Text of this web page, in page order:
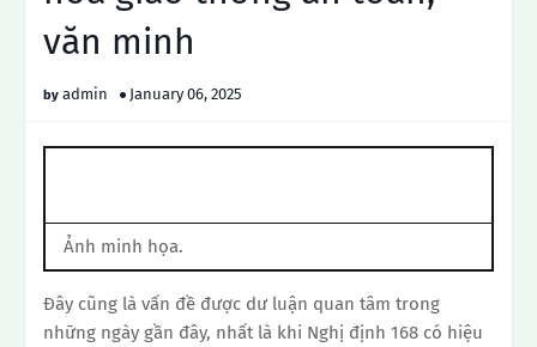
văn minh
admin January 06, 2025
Ảnh minh họa.
Đây cũng là vấn đề được dư luận quan tâm trong
những ngày gần đây, nhất là khi Nghị định 168 có hiệu